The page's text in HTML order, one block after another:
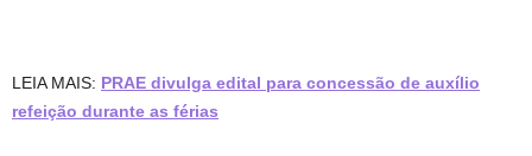
LEIA MAIS: PRAE divulga edital para concessão de auxílio
refeição durante as férias